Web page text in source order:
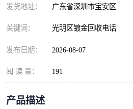
发货地址： 广东省深圳市宝安区
关键词： 光明区镀金回收电话
发布日期： 2026-08-07
阅 读 量： 191
产品描述